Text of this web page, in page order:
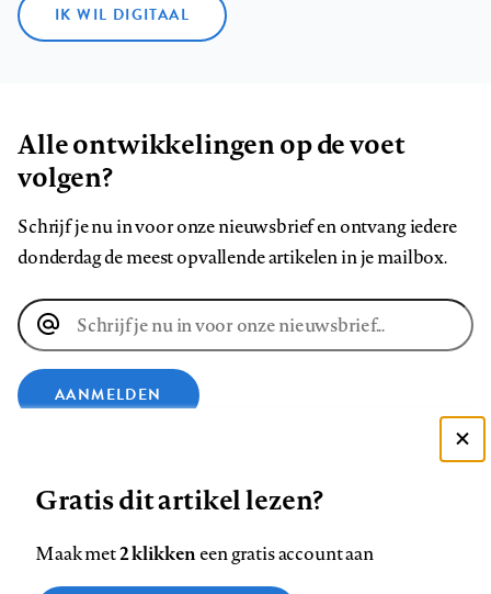
IK WIL DIGITAAL
Alle ontwikkelingen op de voet
volgen?
Schrijf je nu in voor onze nieuwsbrief en ontvang iedere
donderdag de meest opvallende artikelen in je mailbox.
E-
mailadres
AANMELDEN
ons
Zie onze cookie policy
Gratis dit artikel lezen?
Maak met2 klikkeneen gratis account aan